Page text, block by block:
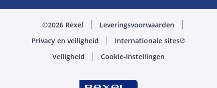
©2026 Rexel
Leveringsvoorwaarden
Privacy en veiligheid
Internationale sitesopen_in_new
Veiligheid Cookie-instellingen